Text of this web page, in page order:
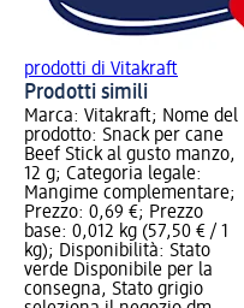
prodotti di Vitakraft
Prodotti simili
Marca: Vitakraft; Nome del
prodotto: Snack per cane
Beef Stick al gusto manzo,
12 g; Categoria legale:
Mangime complementare;
Prezzo: 0,69 €; Prezzo
base: 0,012 kg (57,50 € / 1
kg); Disponibilità: Stato
verde Disponibile per la
consegna, Stato grigio